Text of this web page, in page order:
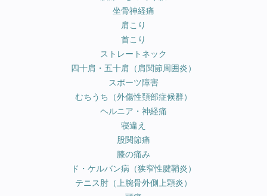
坐骨神経痛
肩こり
首こり
ストレートネック
四十肩・五十肩（肩関節周囲炎）
スポーツ障害
むちうち（外傷性頚部症候群）
ヘルニア・神経痛
寝違え
股関節痛
膝の痛み
ド・ケルバン病（狭窄性腱鞘炎）
テニス肘（上腕骨外側上顆炎）